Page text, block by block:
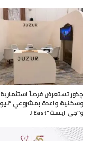
چذور تستعرض فرصاً استثمارية
و”جى ايست”J East